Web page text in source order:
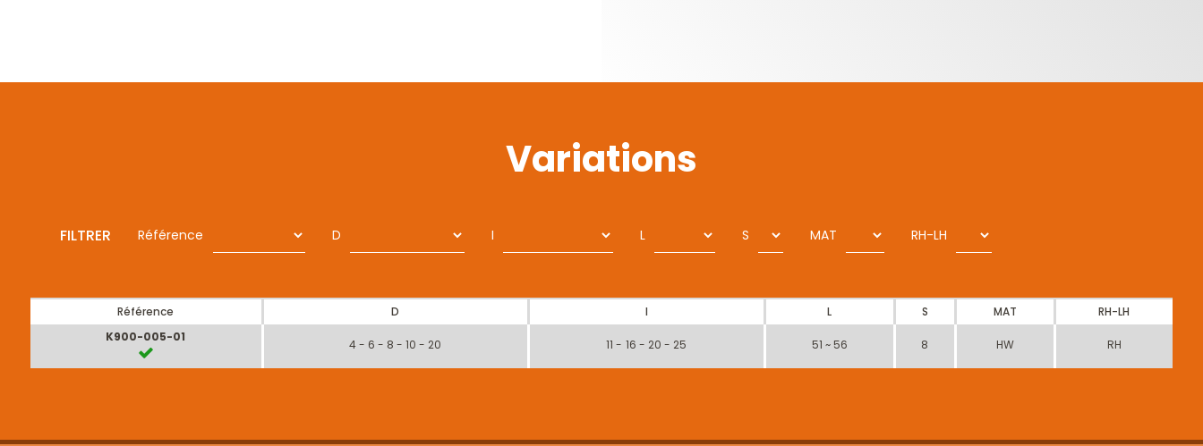
Variations
FILTRER Référence D I L S MAT RH-LH
Référence D I L S MAT
RH-LH
K900-005-01
4 - 6 - 8 - 10 - 20 11 - 16 - 20 - 25 51 ~ 56 8 HW RH